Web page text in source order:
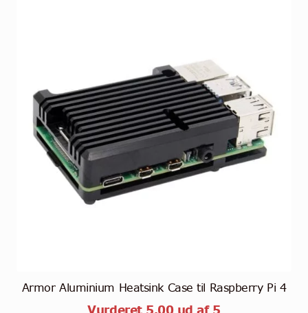
Armor Aluminium Heatsink Case til Raspberry Pi 4